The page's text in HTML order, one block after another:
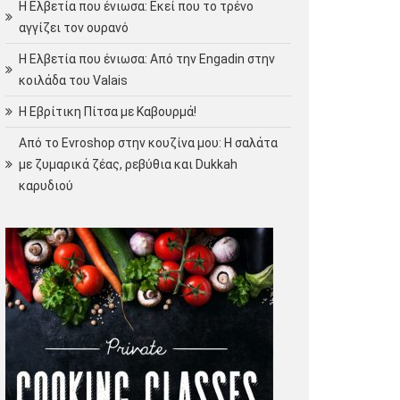
Η Ελβετία που ένιωσα: Εκεί που το τρένο
αγγίζει τον ουρανό
Η Ελβετία που ένιωσα: Από την Engadin στην
κοιλάδα του Valais
Η Εβρίτικη Πίτσα με Καβουρμά!
Από το Evroshop στην κουζίνα μου: Η σαλάτα
με ζυμαρικά ζέας, ρεβύθια και Dukkah
καρυδιού